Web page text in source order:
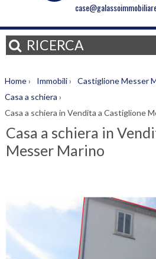
RICERCA
Home› Immobili› Castiglione Messer
Casa a schiera ›
Casa a schiera in Vendita a Castiglione
Casa a schiera in
Messer Marino